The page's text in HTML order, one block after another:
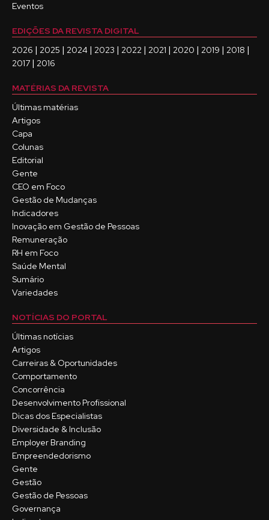
Eventos
EDIÇÕES DA REVISTA DIGITAL
2026 | 2025 | 2024 | 2023 | 2022 | 2021 | 2020 | 2019 | 2018 |
2017 | 2016
MATÉRIAS DA REVISTA
Últimas matérias
Artigos
Capa
Colunas
Editorial
Gente
CEO em Foco
Gestão de Mudanças
Indicadores
Inovação em Gestão de Pessoas
Remuneração
RH em Foco
Saúde Mental
Sumário
Variedades
NOTÍCIAS DO PORTAL
Últimas notícias
Artigos
Carreiras & Oportunidades
Comportamento
Concorrência
Desenvolvimento Profissional
Dicas dos Especialistas
Diversidade & Inclusão
Employer Branding
Empreendedorismo
Gente
Gestão
Gestão de Pessoas
Governança